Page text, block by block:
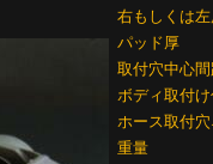
右もしくは
パッド厚
取付穴中心
ボディ取付
ホース取付
重量